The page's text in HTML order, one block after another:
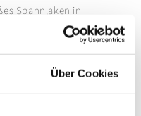
Über Cookies
Spannlaken in
es ein bisschen edler mag,
in Damast im Farbton